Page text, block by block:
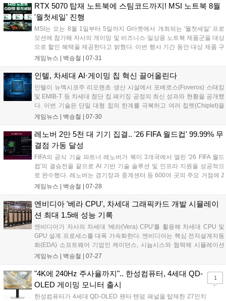
이젠 AI MAX+ 388(Ryzen AI Max+)'과 '라데온 8060S(Radeon
8060S)' 내장 그래픽을 탑재해, 영상 편집 및 3D 렌더링은 물론
게이머들의 눈길을 사로잡을 만한 강력한 그래픽 연산 성능을 품
었다....
RTX 5070 탑재 노트북에 스팀코드까지! MSI 노트북 8월
'월첫세일' 진행
MSI는 오는 8월 1일부터 5일까지 G마켓에서 개최되는 '월첫세일' 프로
모션에 참가해 자사의 게이밍 및 비즈니스·일상용 노트북 제품군을 대상
으로 할인 혜택을 제공한다고 밝혔다. 이번 행사 기간 동안 대상 제품 구
매 시 8% 선택 쿠폰, 8% 중복 쿠폰, 7% 카드 할인 등의 혜택이 적용된
수 제품이 포함되어 사용자의 환경에 맞춘 선택이 가능하다....
게임뉴스 | 백승철 | 07-31
인텔, 차세대 AI·게이밍 칩 혁신 끌어올린다
인텔이 뉴멕시코주 리오랜초 생산 시설에서 포베로스(Foveros) 스태킹
및 EMIB-T 등 차세대 첨단 칩 패키징 공정의 최신 성과와 현황을 공개했
다. 이번 기술은 단일 대형 칩의 한계를 극복하고 여러 칩렛(Chiplet)을
고속 연결함으로써, 고성능 AI 워크로드 처리 능력과 향상된 전력 효율성
명 연장과 폼팩터 소형화, 고대역폭 메모리(HBM) 및 멀티칩 기반 프로세
서의 연산 처리 효율이 크게 개선될 전망이다....
게임뉴스 | 백승철 | 07-30
레노버 2만 5천 대 기기 집결.. '26 FIFA 월드컵' 99.99% 무
결점 가동 달성
FIFA의 공식 기술 파트너 레노버가 북미 3개국에서 열린 '26 FIFA 월드
컵'의 결승전을 끝으로 AI 기반 기술 솔루션 및 인프라 지원을 성공적으
로 완수했다. 레노버는 경기장과 중계센터 등 600여 곳의 주요 거점에 2
만 5,000대 이상의 디바이스를 배치하고 99.99%의 가동률을 기록하며
게임뉴스 | 백승철 | 07-28
엔비디아 '베라 CPU', 차세대 그래픽카드 개발 시뮬레이
션 최대 1.5배 성능 기록
엔비디아가 자사의 차세대 '베라(Vera) CPU'를 활용해 차세대 CPU 및
GPU 설계 프로세스를 대폭 가속화한다. 엔비디아는 핵심 전자설계자동
화(EDA) 소프트웨어 기업인 케이던스, 시놉시스와 협력해 시뮬레이션
및 검증 성능을 기존 대비 최대 1.5배 향상시업했다고 밝혔다. 이에 따라
성도 향상에 크게 기여할 것으로 전망된다....
게임뉴스 | 백승철 | 07-27
"4K에 240Hz 주사율까지".. 한성컴퓨터, 4세대 QD-
OLED 게이밍 모니터 출시
한성컴퓨터가 4세대 QD-OLED 팬타 텐덤 패널을 탑재한 27인치
1